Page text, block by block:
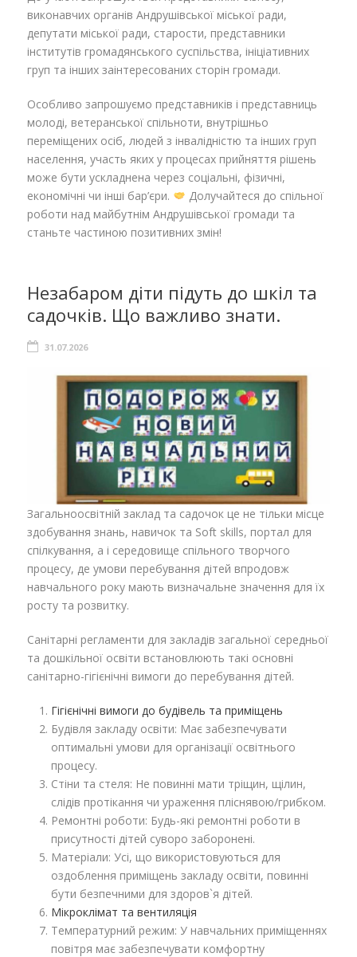
виконавчих органів Андрушівської міської ради,
депутати міської ради, старости, представники
інститутів громадянського суспільства, ініціативних
груп та інших заінтересованих сторін громади.
Особливо запрошуємо представників і представниць
молоді, ветеранської спільноти, внутрішньо
переміщених осіб, людей з інвалідністю та інших груп
населення, участь яких у процесах прийняття рішень
може бути ускладнена через соціальні, фізичні,
економічні чи інші бар’єри.
Долучайтеся до спільної
роботи над майбутнім Андрушівської громади та
станьте частиною позитивних змін!
Незабаром діти підуть до шкіл та
садочків. Що важливо знати.
31.07.2026
Загальноосвітній заклад та садочок це не тільки місце
здобування знань, навичок та Soft skills, портал для
спілкування, а і середовище спільного творчого
процесу, де умови перебування дітей впродовж
навчального року мають визначальне значення для їх
росту та розвитку.
Санітарні регламенти для закладів загальної середньої
та дошкільної освіти встановлюють такі основні
санітарно-гігієнічні вимоги до перебування дітей.
Гігієнічні вимоги до будівель та приміщень
Будівля закладу освіти: Має забезпечувати
оптимальні умови для організації освітнього
процесу.
Стіни та стеля: Не повинні мати тріщин, щілин,
слідів протікання чи ураження пліснявою/грибком.
Ремонтні роботи: Будь-які ремонтні роботи в
присутності дітей суворо заборонені.
Матеріали: Усі, що використовуються для
оздоблення приміщень закладу освіти, повинні
бути безпечними для здоров`я дітей.
Мікроклімат та вентиляція
Температурний режим: У навчальних приміщеннях
повітря має забезпечувати комфортну